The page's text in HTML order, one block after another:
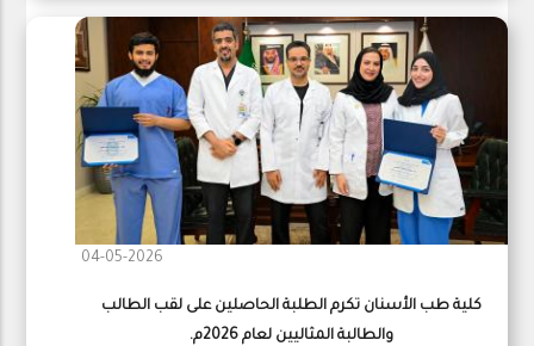
04-05-2026
كلية طب الأسنان تكرم الطلبة الحاصلين على لقب الطالب
والطالبة المثاليين لعام 2026م.